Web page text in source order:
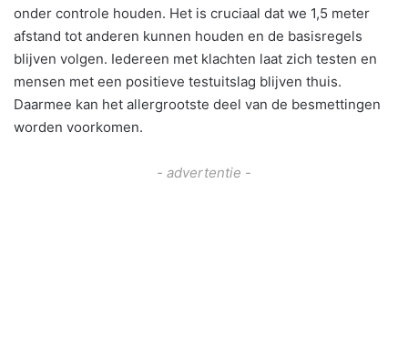
onder controle houden. Het is cruciaal dat we 1,5 meter
afstand tot anderen kunnen houden en de basisregels
blijven volgen. Iedereen met klachten laat zich testen en
mensen met een positieve testuitslag blijven thuis.
Daarmee kan het allergrootste deel van de besmettingen
worden voorkomen.
- advertentie -